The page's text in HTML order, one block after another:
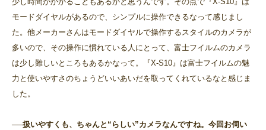
モードダイヤルがあるので、シンプルに操作できるなって感じまし
た。他メーカーさんはモードダイヤルで操作するスタイルのカメラが
多いので、その操作に慣れている人にとって、富士フイルムのカメラ
は少し難しいところもあるかなって。『X-S10』は富士フイルムの魅
力と使いやすさのちょうどいいあいだを取ってくれているなと感じま
した。
──扱いやすくも、ちゃんと“らしい”カメラなんですね。今回お伺い